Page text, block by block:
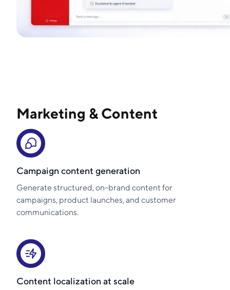
Marketing & Content
Campaign content generation
Generate structured, on-brand content for
campaigns, product launches, and customer
communications.
Content localization at scale